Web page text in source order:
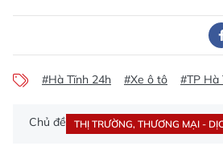
#Hà Tĩnh 24h #Xe ô tô #TP Hà
Chủ đề THỊ TRƯỜNG, THƯƠNG MẠI -